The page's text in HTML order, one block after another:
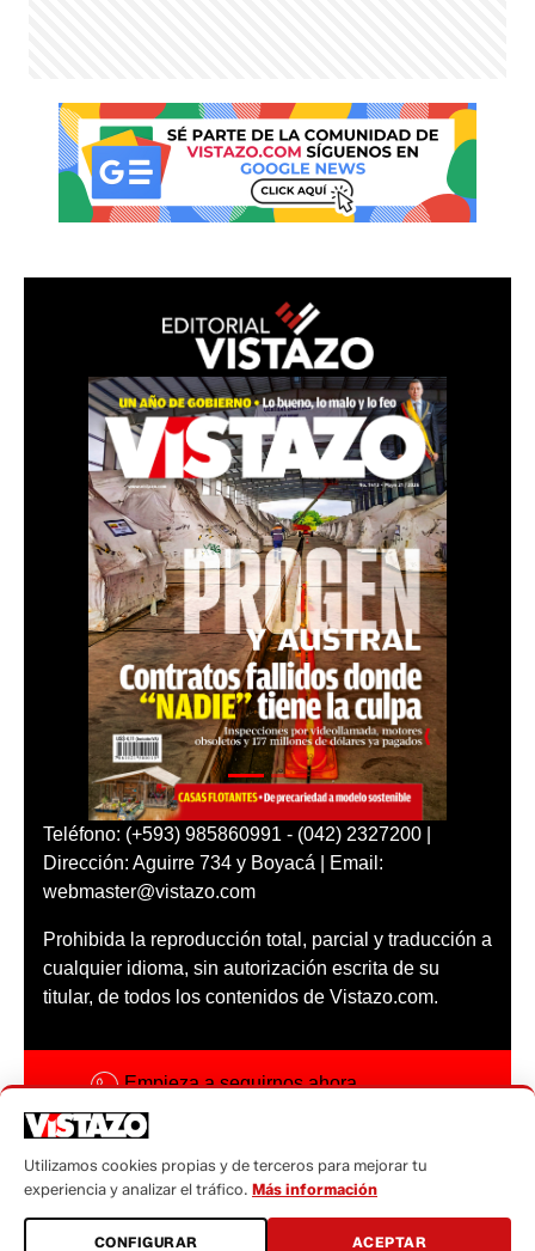
Teléfono: (+593) 985860991 - (042) 2327200 |
Dirección: Aguirre 734 y Boyacá | Email:
webmaster@vistazo.com
Prohibida la reproducción total, parcial y traducción a
cualquier idioma, sin autorización escrita de su
titular, de todos los contenidos de Vistazo.com.
Empieza a seguirnos ahora
Código ética
Sugerencias a:
sugerencias@vistazo.com
Utilizamos cookies propias y de terceros para mejorar tu
experiencia y analizar el tráfico. Más información
CONFIGURAR ACEPTAR